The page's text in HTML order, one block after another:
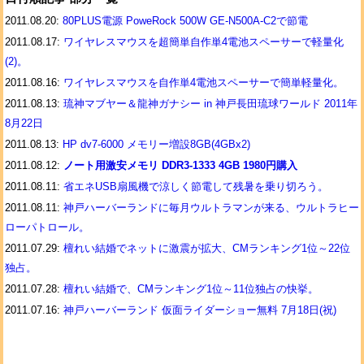
2011.08.20: 80PLUS電源 PoweRock 500W GE-N500A-C2で節電
2011.08.17: ワイヤレスマウスを超簡単自作単4電池スペーサーで軽量化
(2)。
2011.08.16: ワイヤレスマウスを自作単4電池スペーサーで簡単軽量化。
2011.08.13: 琉神マブヤー＆龍神ガナシー in 神戸長田琉球ワールド 2011年
8月22日
2011.08.13: HP dv7-6000 メモリー増設8GB(4GBx2)
2011.08.12: ノート用激安メモリ DDR3-1333 4GB 1980円購入
2011.08.11: 省エネUSB扇風機で涼しく節電して残暑を乗り切ろう。
2011.08.11: 神戸ハーバーランドに毎月ウルトラマンが来る、ウルトラヒー
ローパトロール。
2011.07.29: 檀れい結婚でネットに激震が拡大、CMランキング1位～22位
独占。
2011.07.28: 檀れい結婚で、CMランキング1位～11位独占の快挙。
2011.07.16: 神戸ハーバーランド 仮面ライダーショー無料 7月18日(祝)